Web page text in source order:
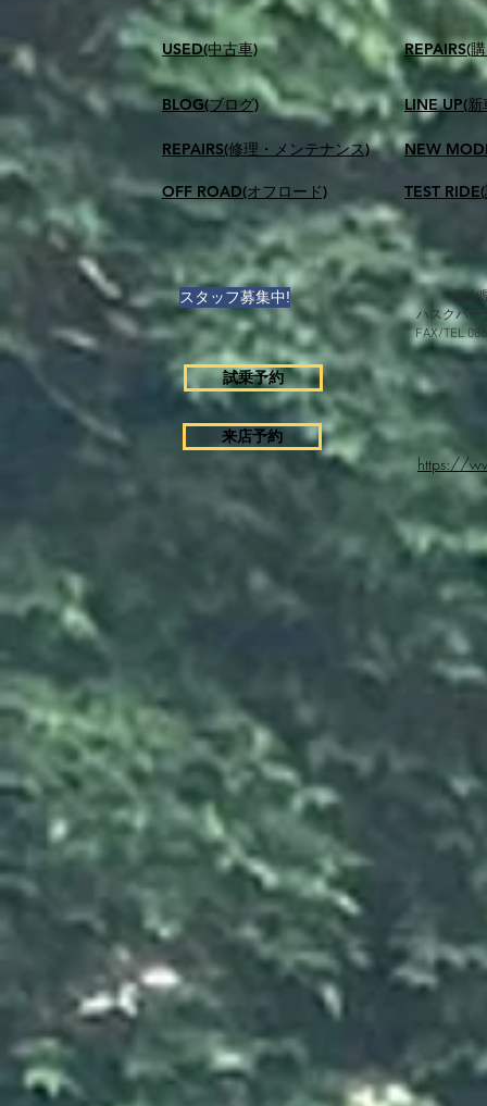
USED(中古車)
BLOG(ブログ)
REPAIRS(修理・メンテナンス)
OFF ROAD(オフロード)
​REPAIRS(
LINE UP(新
NEW
TEST
スタッフ募集中!
試乗予約
来店予約
岡
ハスクバー
FAX/TEL
https://